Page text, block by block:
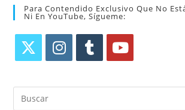
Para Contendido Exclusivo Que No
Ni En YouTube, Sígueme: